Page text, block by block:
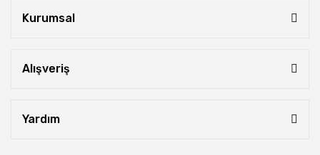
Kurumsal
Alışveriş
Yardım